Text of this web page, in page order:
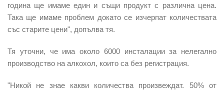
година ще имаме един и същи продукт с различна цена.
Така ще имаме проблем докато се изчерпат количествата
със старите цени", допълва тя.
Тя уточни, че има около 6000 инсталации за нелегално
производство на алкохол, които са без регистрация.
"Никой не знае какви количества произвеждат. 50% от